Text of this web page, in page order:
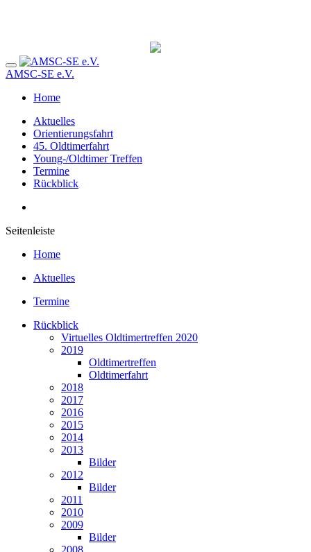
AMSC-SE e.V.
Home
Aktuelles
Orientierungsfahrt
45. Oldtimerfahrt
Young-/Oldtimer Treffen
Termine
Rückblick
Seitenleiste
Home
Aktuelles
Termine
Rückblick
Virtuelles Oldtimertreffen 2020
2019
Oldtimertreffen
Oldtimerfahrt
2018
2017
2016
2015
2014
2013
Bilder
2012
Bilder
2011
2010
2009
Bilder
2008